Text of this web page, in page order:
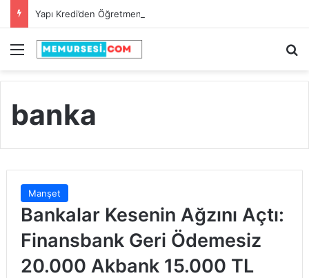
Yapı Kredi’den Öğretmenlere Rekor Maaş Promosyonu!
Menü
banka
Manşet
Bankalar Kesenin Ağzını Açtı:
Finansbank Geri Ödemesiz
20.000 Akbank 15.000 TL